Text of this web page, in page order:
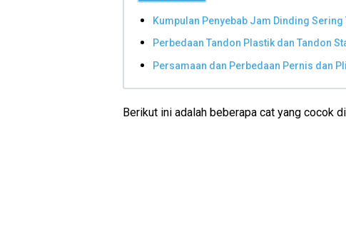
Kumpulan Penyebab Jam Dinding Sering
Perbedaan Tandon Plastik dan Tandon
Persamaan dan Perbedaan Pernis dan
Berikut ini adalah beberapa cat yang cocok